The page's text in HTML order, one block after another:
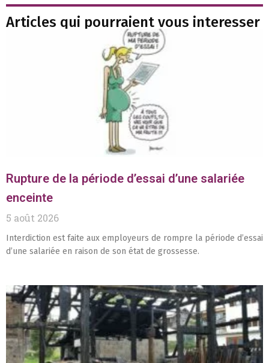
Articles qui pourraient vous interesser
Rupture de la période d’essai d’une salariée
enceinte
5 août 2026
Interdiction est faite aux employeurs de rompre la période d’essai
d’une salariée en raison de son état de grossesse.